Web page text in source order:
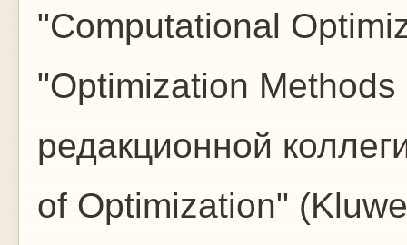
"Computational
"Optimization
редакционной
of Optimization"